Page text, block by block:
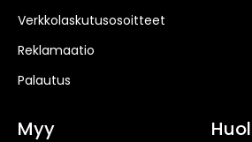
Verkkolaskutusosoitteet
Reklamaatio
Palautus
Myy